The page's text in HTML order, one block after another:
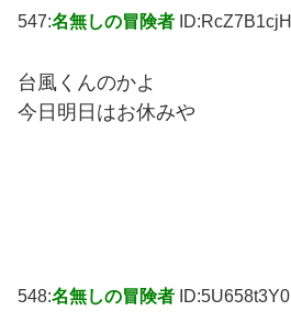
547:名無しの冒険者 ID:RcZ7B1cjH
台風くんのかよ
今日明日はお休みや
548:名無しの冒険者 ID:5U658t3Y0